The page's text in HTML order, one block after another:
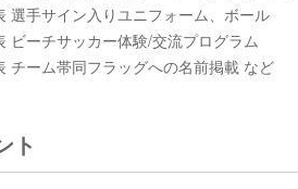
選手サイン入りユニフォーム、ボール
ビーチサッカー体験/交流プログラム
チーム帯同フラッグへの名前掲載 など
ト